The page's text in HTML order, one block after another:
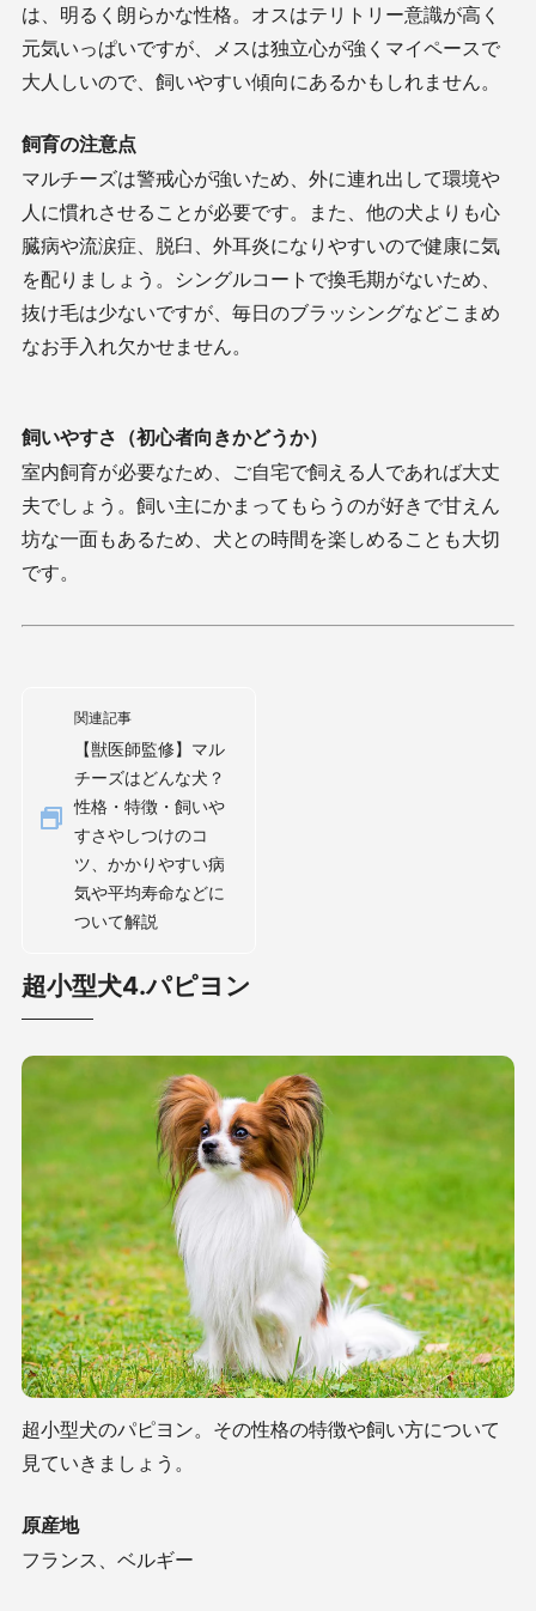
は、明るく朗らかな性格。オスはテリトリー意識が高く
元気いっぱいですが、メスは独立心が強くマイペースで
大人しいので、飼いやすい傾向にあるかもしれません。
飼育の注意点
マルチーズは警戒心が強いため、外に連れ出して環境や
人に慣れさせることが必要です。また、他の犬よりも心
臓病や流涙症、脱臼、外耳炎になりやすいので健康に気
を配りましょう。シングルコートで換毛期がないため、
抜け毛は少ないですが、毎日のブラッシングなどこまめ
なお手入れ欠かせません。
飼いやすさ（初心者向きかどうか）
室内飼育が必要なため、ご自宅で飼える人であれば大丈
夫でしょう。飼い主にかまってもらうのが好きで甘えん
坊な一面もあるため、犬との時間を楽しめることも大切
です。
関連記事
【獣医師監修】マル
チーズはどんな犬？
性格・特徴・飼いや
すさやしつけのコ
ツ、かかりやすい病
気や平均寿命などに
ついて解説
超小型犬4.パピヨン
超小型犬のパピヨン。その性格の特徴や飼い方について
見ていきましょう。
原産地
フランス、ベルギー